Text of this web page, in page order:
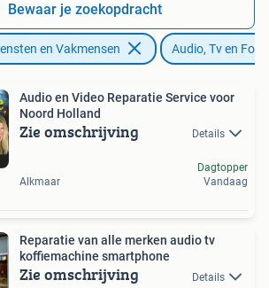
Bewaar je zoekopdracht
en Vakmensen Audio, Tv en Foto
Audio en Video Reparatie Service voor
Noord Holland
Zie omschrijving Details
Alkmaar
Dagtopper
Vandaag
Reparatie van alle merken audio tv
koffiemachine smartphone
Zie omschrijving Details